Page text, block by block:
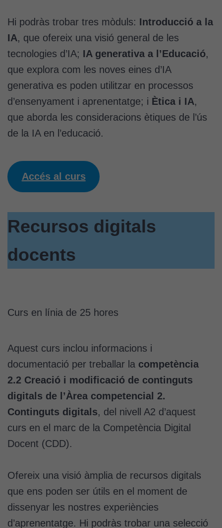
Hi podràs trobar tres mòduls: Introducció a la
IA, que ofereix una visió general de les
tecnologies d’IA; IA generativa a l’Educació,
que explora com les noves eines d’IA
generativa es poden utilitzar en processos
d’ensenyament i aprenentatge; i Ètica i IA,
que aborda les consideracions ètiques de l’ús
de la IA en l’educació.
Accés al curs
Recursos digitals
docents
Curs en línia de 25 hores
Aquest curs inclou informacions i
documentació per treballar la competència
2.2 Creació i modificació de continguts
digitals de l’Àrea competencial 2.
Continguts digitals, del nivell A2 d’aquest
curs en el marc de la Competència Digital
Docent (CDD).
Ofereix una visió àmplia de recursos digitals
que ens poden ser útils en el moment de
dissenyar les nostres experiències
d’aprenentatge. Hi podràs trobar una selecció
opcionals.
Són
perquè el
lloc web
Cookies
funcionalitat
i l'estructura
d'experiència
nostre lloc web
tingui el millor
rendiment
la vostra visita.
Si rebutgeu
funcionalitats
desapareixeran
del lloc web.